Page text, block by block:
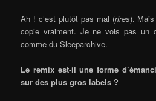
Ah ! c’est plutôt pas mal (rires).
copie vraiment. Je ne vois pas un
comme du Sleeparchive.
Le remix est-il une forme
sur des plus gros labels ?